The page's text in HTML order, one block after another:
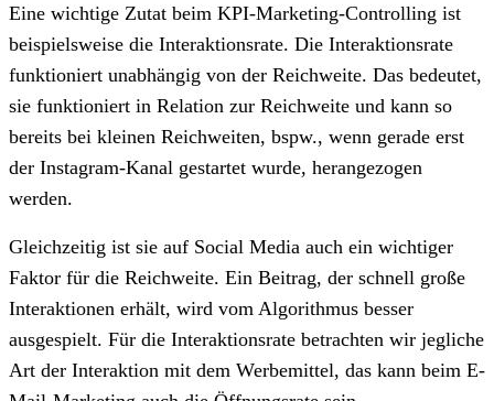
Eine wichtige Zutat beim KPI-Marketing-Controlling ist
beispielsweise die Interaktionsrate. Die Interaktionsrate
funktioniert unabhängig von der Reichweite. Das bedeutet,
sie funktioniert in Relation zur Reichweite und kann so
bereits bei kleinen Reichweiten, bspw., wenn gerade erst
der Instagram-Kanal gestartet wurde, herangezogen
werden.
Gleichzeitig ist sie auf Social Media auch ein wichtiger
Faktor für die Reichweite. Ein Beitrag, der schnell große
Interaktionen erhält, wird vom Algorithmus besser
ausgespielt. Für die Interaktionsrate betrachten wir jegliche
Art der Interaktion mit dem Werbemittel, das kann beim E-